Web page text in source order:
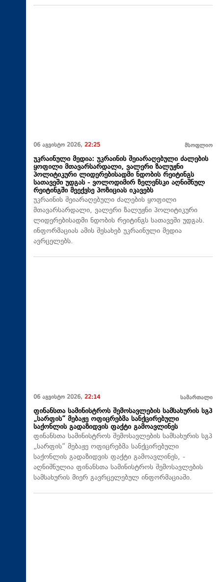
06 აგვისტო 2026, 22:25 მსოფლიო
უკრაინული მედია: უკრაინის შეიარაღებული ძალების
ყოფილი მთავარსარდალი, ვალერი ზალუჟნი
პოლიტიკური ლიდერებისადმი ნდობის რეიტინგს
სათავეში უდგას - ვოლოდიმირ ზელენსკი აღნიშნულ
რეიტინგში მეექვსე პოზიციას იკავებს
უკრაინის შეიარაღებული ძალების ყოფილი
მთავარსარდალი, ვალერი ზალუჟნი პოლიტიკური
ლიდერებისადმი ნდობის რეიტინგს სათავეში უდგას.
ინფორმაციას ამის შესახებ უკრაინული მედია
ავრცელებს.
06 აგვისტო 2026, 22:14 სამართალი
ფინანსთა სამინისტროს შემოსავლების სამსახურის სგპ
„სარფის“ მებაჟე ოფიცრებმა სანქცირებული
საქონლის გადაზიდვის ფაქტი გამოავლინეს
ფინანსთა სამინისტროს შემოსავლების სამსახურის სგპ
„სარფის“ მებაჟე ოფიცრებმა სანქცირებული
საქონლის გადაზიდვის ფაქტი გამოავლინეს, -
აღნიშნულია ფინანსთა სამინისტროს შემოსავლების
სამსახურის მიერ გავრცელებულ ინფორმაციაში.